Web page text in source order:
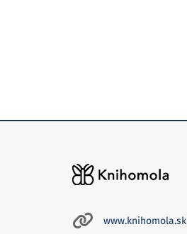
www.knihomola.sk